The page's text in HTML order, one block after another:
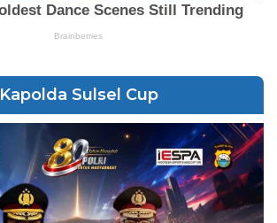
Kapolda Sulsel Cup